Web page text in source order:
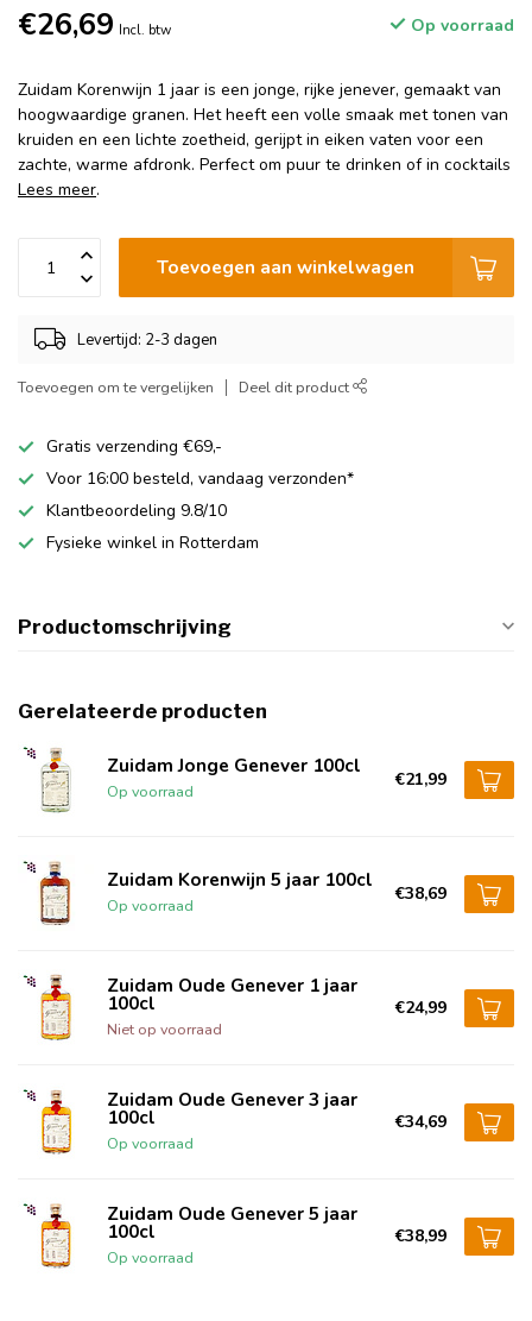
€26,69 Incl. btw Op voorraad
Zuidam Korenwijn 1 jaar is een jonge, rijke jenever, gemaakt van
hoogwaardige granen. Het heeft een volle smaak met tonen van
kruiden en een lichte zoetheid, gerijpt in eiken vaten voor een
zachte, warme afdronk. Perfect om puur te drinken of in cocktails
Lees meer.
Toevoegen aan winkelwagen
Levertijd: 2-3 dagen
Toevoegen om te vergelijken Deel dit product
Gratis verzending €69,-
Voor 16:00 besteld, vandaag verzonden*
Klantbeoordeling 9.8/10
Fysieke winkel in Rotterdam
Productomschrijving
Gerelateerde producten
Zuidam Jonge Genever 100cl
Op voorraad
€21,99
Zuidam Korenwijn 5 jaar 100cl
Op voorraad
€38,69
Zuidam Oude Genever 1 jaar
100cl
Niet op voorraad
€24,99
Zuidam Oude Genever 3 jaar
100cl
Op voorraad
€34,69
Zuidam Oude Genever 5 jaar
100cl
Op voorraad
€38,99